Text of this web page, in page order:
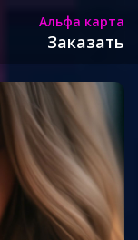
Альфа карта
Заказать